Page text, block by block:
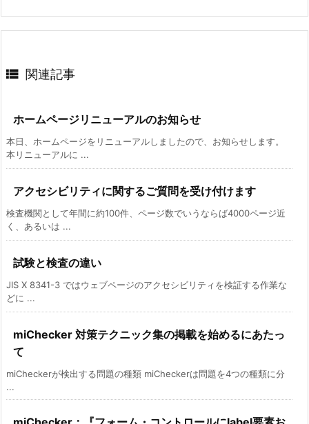
 関連記事
ホームページリニューアルのお知らせ
本日、ホームページをリニューアルしましたので、お知らせします。
本リニューアルに ...
アクセシビリティに関するご質問を受け付けます
検査機関として年間に約100件、ページ数でいうならば4000ページ近
く、あるいは ...
試験と検査の違い
JIS X 8341-3 ではウェブページのアクセシビリティを検証する作業な
どに ...
miChecker 対策テクニック集の掲載を始めるにあたっ
て
miCheckerが検出する問題の種類 miCheckerは問題を4つの種類に分
...